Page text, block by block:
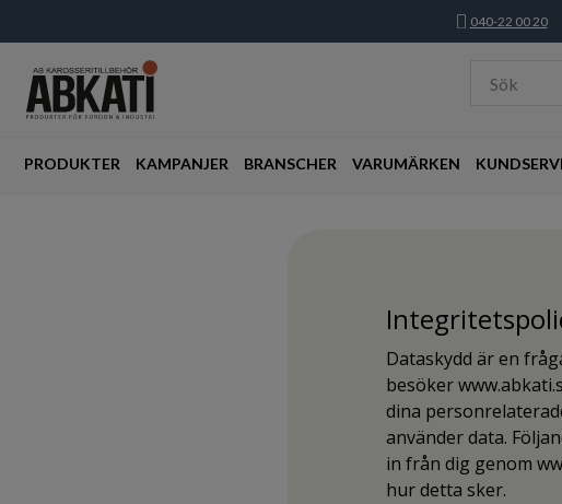
040-22 00 20
Sök
PRODUKTER KAMPANJER BRANSCHER VARUMÄRKEN
Dataskydd är en
besöker
dina
använder data.
in från dig genom
hur detta sker.